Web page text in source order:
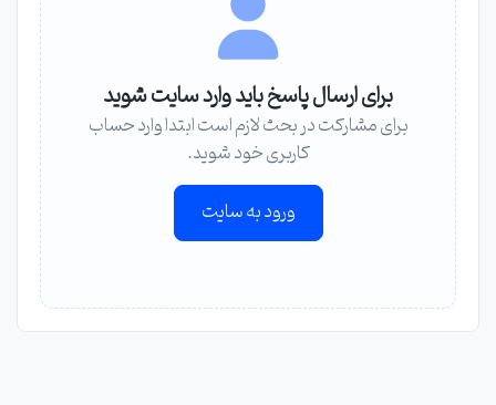
برای ارسال پاسخ باید وارد سایت شوید
برای مشارکت در بحث لازم است ابتدا وارد حساب
کاربری خود شوید.
ورود به سایت